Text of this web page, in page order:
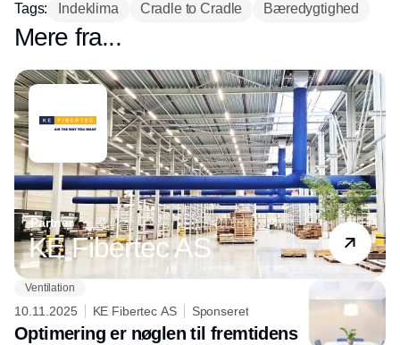
ventilation, og aircondition kan reducere
optimere driften. Bliv klogere på
løsningerne, teknologien og
mulighederne i
temaetBygningsautomatik – Smart
Buildings.
Tags: Indeklima Cradle to Cradle Bæredygtighed
Mere fra...
Partner
KE Fibertec AS
Ventilation
10.11.2025 KE Fibertec AS Sponseret
Optimering er nøglen til fremtidens